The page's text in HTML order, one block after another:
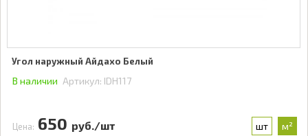
Угол наружный Айдахо Белый
В наличии Артикул: IDH117
Цена: 650 руб./шт шт м²